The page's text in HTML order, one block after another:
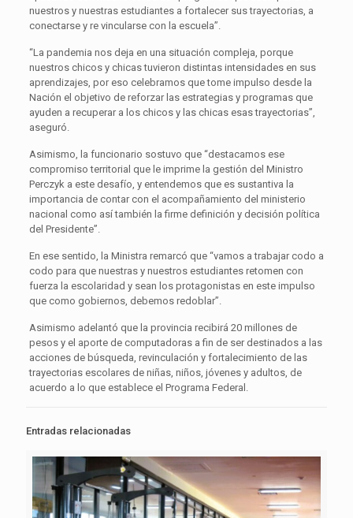
nuestros y nuestras estudiantes a fortalecer sus trayectorias, a
conectarse y re vincularse con la escuela”.
“La pandemia nos deja en una situación compleja, porque
nuestros chicos y chicas tuvieron distintas intensidades en sus
aprendizajes, por eso celebramos que tome impulso desde la
Nación el objetivo de reforzar las estrategias y programas que
ayuden a recuperar a los chicos y las chicas esas trayectorias”,
aseguró.
Asimismo, la funcionario sostuvo que “destacamos ese
compromiso territorial que le imprime la gestión del Ministro
Perczyk a este desafío, y entendemos que es sustantiva la
importancia de contar con el acompañamiento del ministerio
nacional como así también la firme definición y decisión política
del Presidente”.
En ese sentido, la Ministra remarcó que “vamos a trabajar codo a
codo para que nuestras y nuestros estudiantes retomen con
fuerza la escolaridad y sean los protagonistas en este impulso
que como gobiernos, debemos redoblar”.
Asimismo adelantó que la provincia recibirá 20 millones de
pesos y el aporte de computadoras a fin de ser destinados a las
acciones de búsqueda, revinculación y fortalecimiento de las
trayectorias escolares de niñas, niños, jóvenes y adultos, de
acuerdo a lo que establece el Programa Federal.
Entradas relacionadas